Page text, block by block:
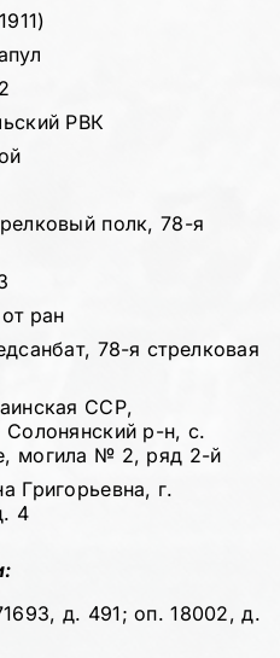
РВК
полк, 78-я
ран
78-я стрелковая
ССР,
р-н, с.
могила № 2, ряд 2-й
Григорьевна, г.
4
д. 491; оп. 18002, д.